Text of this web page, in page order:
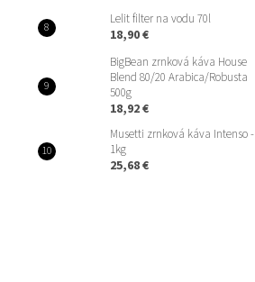
Lelit filter na vodu 70l
18,90 €
BigBean zrnková káva House
Blend 80/20 Arabica/Robusta
500g
18,92 €
Musetti zrnková káva Intenso -
1kg
25,68 €